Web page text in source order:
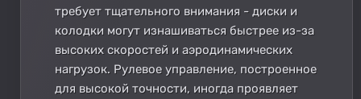
требует тщательного внимания - диски и
колодки могут изнашиваться быстрее из-за
высоких скоростей и аэродинамических
нагрузок. Рулевое управление, построенное
для высокой точности, иногда проявляет